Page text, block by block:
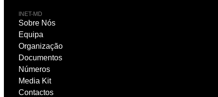
INET-MD
Sobre Nós
Equipa
Organização
Documentos
Números
Media Kit
Contactos